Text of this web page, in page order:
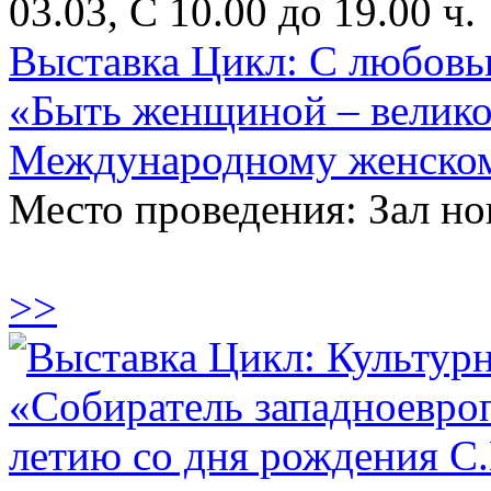
03.03, С 10.00 до 19.00 ч.
Выставка Цикл: С
«Быть женщиной –
Международному
Место проведения: Зал
>>